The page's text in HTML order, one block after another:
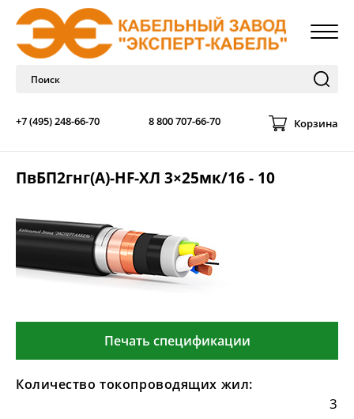
+7 (495) 248-66-70 8 800 707-66-70 Корзина
ПвБП2гнг(А)-HF-ХЛ 3×25мк/16 - 10
Печать спецификации
Количество токопроводящих жил:
3